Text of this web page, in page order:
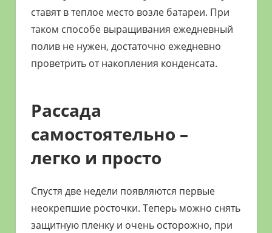
ставят в теплое место возле батареи. При
таком способе выращивания ежедневный
полив не нужен, достаточно ежедневно
проветрить от накопления конденсата.
Рассада
самостоятельно –
легко и просто
Спустя две недели появляются первые
неокрепшие росточки. Теперь можно снять
защитную пленку и очень осторожно, при